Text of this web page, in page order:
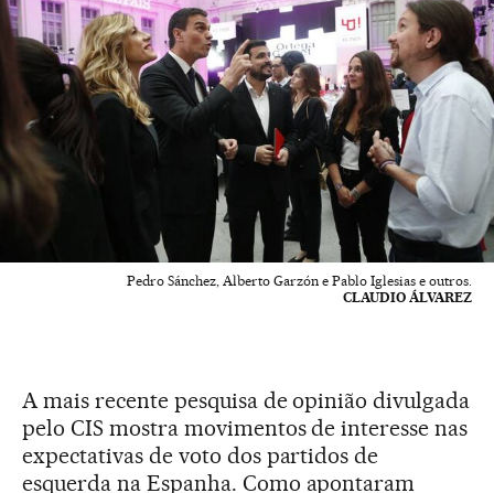
Pedro Sánchez, Alberto Garzón e Pablo Iglesias e outros.
CLAUDIO ÁLVAREZ
A mais recente pesquisa de opinião divulgada
pelo CIS mostra movimentos de interesse nas
expectativas de voto dos partidos de
esquerda na Espanha. Como apontaram